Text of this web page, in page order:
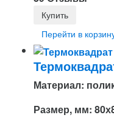
Перейти в
Материал:
Размер, мм: